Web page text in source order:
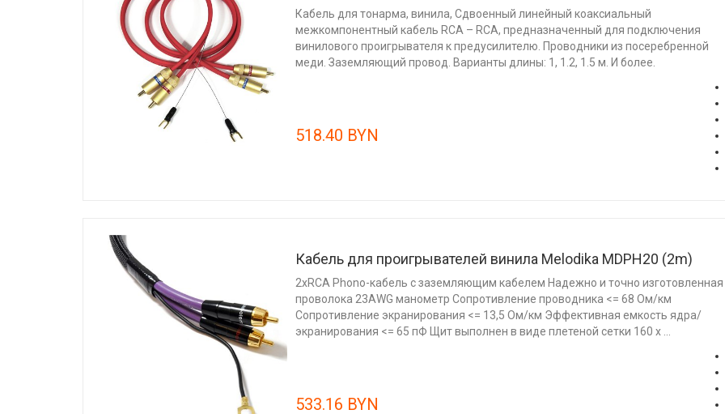
Кабель для тонарма, винила, Сдвоенный линейный коаксиальный
межкомпонентный кабель RCA – RCA, предназначенный для подключения
винилового проигрывателя к предусилителю. Проводники из посеребренной
меди. Заземляющий провод. Варианты длины: 1, 1.2, 1.5 м. И более.
518.40 BYN
Кабель для проигрывателей винила Melodika MDPH20 (2m)
2xRCA Phono-кабель с заземляющим кабелем Надежно и точно изготовленная
проволока 23AWG манометр Сопротивление проводника <= 68 Ом/км
Сопротивление экранирования <= 13,5 Ом/км Эффективная емкость ядра/
экранирования <= 65 пФ Щит выполнен в виде плетеной сетки 160 х ...
533.16 BYN